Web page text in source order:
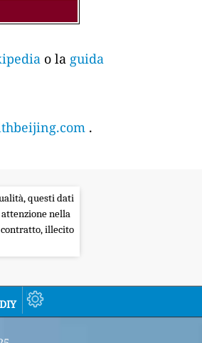
o la guida
.
questi dati
nella
illecito
diy